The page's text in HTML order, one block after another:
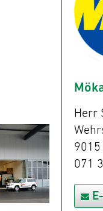
Herr
9015
071